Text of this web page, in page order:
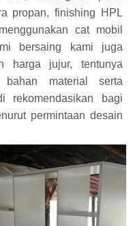
propan, finishing HPL
cat mobil
bersaing kami juga
harga jujur, tentunya
bahan material serta
rekomendasikan bagi
permintaan desain